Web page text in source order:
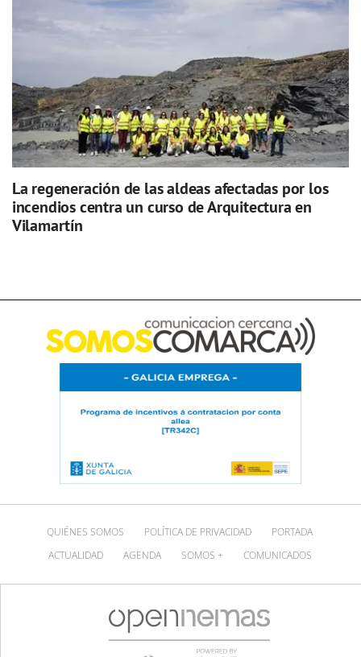
La regeneración de las aldeas afectadas por los
incendios centra un curso de Arquitectura en
Vilamartín
QUIÉNES SOMOS POLÍTICA DE PRIVACIDAD
PORTADA
ACTUALIDAD
AGENDA SOMOS + COMUNICADOS